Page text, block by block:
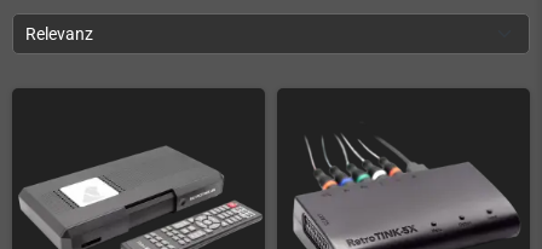
Relevanz